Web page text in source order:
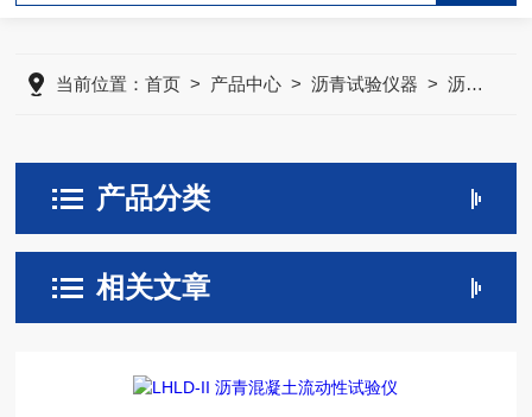
当前位置：首页 > 产品中心 >沥青试验仪器 >沥青混合料收缩系数试验仪
产品分类
相关文章